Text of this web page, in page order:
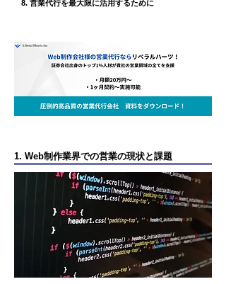
8. 営業代行を最大限に活用するために
1. Web制作業界での営業の現状と課題